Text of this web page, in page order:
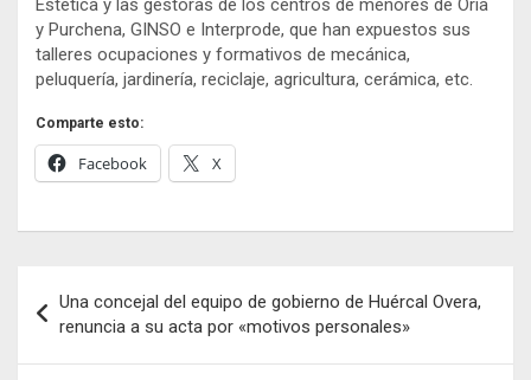
Estética y las gestoras de los centros de menores de Oria
y Purchena, GINSO e Interprode, que han expuestos sus
talleres ocupaciones y formativos de mecánica,
peluquería, jardinería, reciclaje, agricultura, cerámica, etc.
Comparte esto:
Facebook X
de
entradas
Una concejal del equipo de gobierno de Huércal Overa,
renuncia a su acta por «motivos personales»